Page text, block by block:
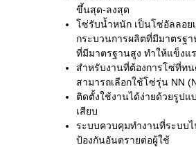
ขึ้นสุด-ลงสุด
โซ่รับน้ำหนัก เป็นโซ่อัลลอย
กระบวนการผลิตที่มีมาตรฐ
ที่มีมาตรฐานสูง ทำให้แข็งแ
สำหรับงานที่ต้องการโซ่ที่ท
สามารถเลือกใช้โซ่รุ่น NN
ติดตั้งใช้งานได้ง่ายด้วยรูป
เสียบ
ระบบควบคุมทำงานที่ระบบไ
ป้องกันอันตรายต่อผู้ใช้